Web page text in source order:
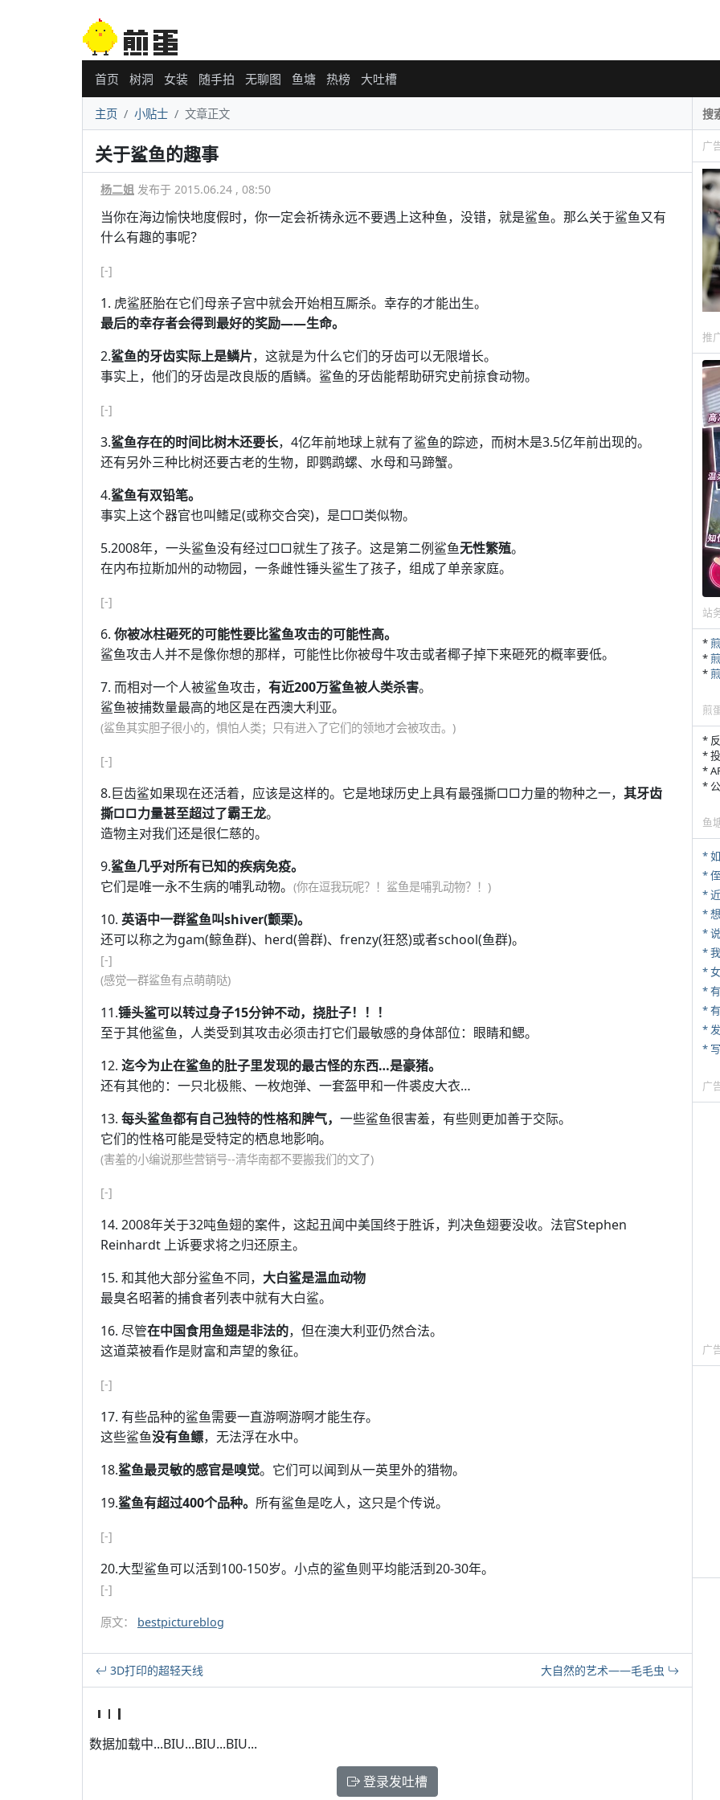
首页 树洞 女装 随手拍 无聊图 鱼塘 热榜 大吐槽
主页 小贴士 文章正文
关于鲨鱼的趣事
杨二姐 发布于 2015.06.24 , 08:50
当你在海边愉快地度假时，你一定会祈祷永远不要遇上这种鱼，没错，就是鲨鱼。那么关于鲨鱼又有
什么有趣的事呢？
[-]
1. 虎鲨胚胎在它们母亲子宫中就会开始相互厮杀。幸存的才能出生。
最后的幸存者会得到最好的奖励——生命。
2.鲨鱼的牙齿实际上是鳞片，这就是为什么它们的牙齿可以无限增长。
事实上，他们的牙齿是改良版的盾鳞。鲨鱼的牙齿能帮助研究史前掠食动物。
[-]
3.鲨鱼存在的时间比树木还要长，4亿年前地球上就有了鲨鱼的踪迹，而树木是3.5亿年前出现的。
还有另外三种比树还要古老的生物，即鹦鹉螺、水母和马蹄蟹。
4.鲨鱼有双铅笔。
事实上这个器官也叫鳍足(或称交合突)，是□□类似物。
5.2008年，一头鲨鱼没有经过□□就生了孩子。这是第二例鲨鱼无性繁殖。
在内布拉斯加州的动物园，一条雌性锤头鲨生了孩子，组成了单亲家庭。
[-]
6. 你被冰柱砸死的可能性要比鲨鱼攻击的可能性高。
鲨鱼攻击人并不是像你想的那样，可能性比你被母牛攻击或者椰子掉下来砸死的概率要低。
7. 而相对一个人被鲨鱼攻击， 有近200万鲨鱼被人类杀害。
鲨鱼被捕数量最高的地区是在西澳大利亚。
(鲨鱼其实胆子很小的，惧怕人类；只有进入了它们的领地才会被攻击。)
[-]
8.巨齿鲨如果现在还活着，应该是这样的。它是地球历史上具有最强撕□□力量的物种之一， 其牙齿
撕□□力量甚至超过了霸王龙。
造物主对我们还是很仁慈的。
9.鲨鱼几乎对所有已知的疾病免疫。
它们是唯一永不生病的哺乳动物。 (你在逗我玩呢？！鲨鱼是哺乳动物？！)
10. 英语中一群鲨鱼叫shiver(颤栗)。
还可以称之为gam(鲸鱼群)、herd(兽群)、frenzy(狂怒)或者school(鱼群)。
[-]
(感觉一群鲨鱼有点萌萌哒)
11.锤头鲨可以转过身子15分钟不动，挠肚子！！！
至于其他鲨鱼，人类受到其攻击必须击打它们最敏感的身体部位：眼睛和鳃。
12. 迄今为止在鲨鱼的肚子里发现的最古怪的东西…是豪猪。
还有其他的：一只北极熊、一枚炮弹、一套盔甲和一件裘皮大衣…
13. 每头鲨鱼都有自己独特的性格和脾气， 一些鲨鱼很害羞，有些则更加善于交际。
它们的性格可能是受特定的栖息地影响。
(害羞的小编说那些营销号--清华南都不要搬我们的文了)
[-]
14. 2008年关于32吨鱼翅的案件，这起丑闻中美国终于胜诉，判决鱼翅要没收。法官Stephen
Reinhardt 上诉要求将之归还原主。
15. 和其他大部分鲨鱼不同， 大白鲨是温血动物
最臭名昭著的捕食者列表中就有大白鲨。
16. 尽管在中国食用鱼翅是非法的，但在澳大利亚仍然合法。
这道菜被看作是财富和声望的象征。
[-]
17. 有些品种的鲨鱼需要一直游啊游啊才能生存。
这些鲨鱼没有鱼鳔，无法浮在水中。
18.鲨鱼最灵敏的感官是嗅觉。它们可以闻到从一英里外的猎物。
19.鲨鱼有超过400个品种。 所有鲨鱼是吃人，这只是个传说。
[-]
20.大型鲨鱼可以活到100-150岁。小点的鲨鱼则平均能活到20-30年。
[-]
原文： bestpictureblog
3D打印的超轻天线 大自然的艺术——毛毛虫
数据加载中...BIU...BIU...BIU...
登录发吐槽
广
推
站
*
*
*
煎
*
*
*
*
鱼
*
*
*
*
*
*
*
*
*
广
广